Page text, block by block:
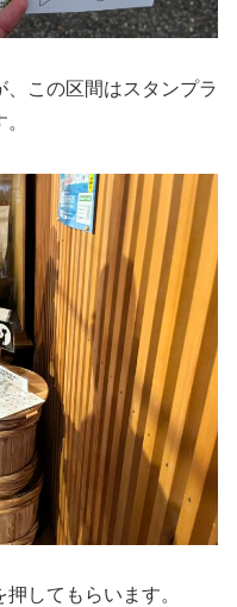
この区間はスタンプラ
してもらいます。